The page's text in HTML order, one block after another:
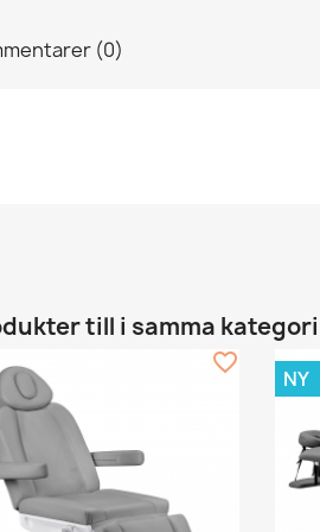
(0)
till i samma kategori
favorite_border
NY